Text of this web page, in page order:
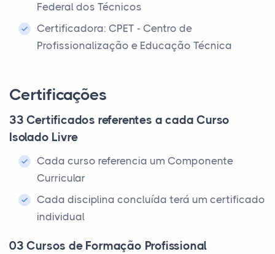
Federal dos Técnicos
Certificadora: CPET - Centro de
Profissionalização e Educação Técnica
Certificações
33 Certificados referentes a cada Curso
Isolado Livre
Cada curso referencia um Componente
Curricular
Cada disciplina concluída terá um certificado
individual
03 Cursos de Formação Profissional